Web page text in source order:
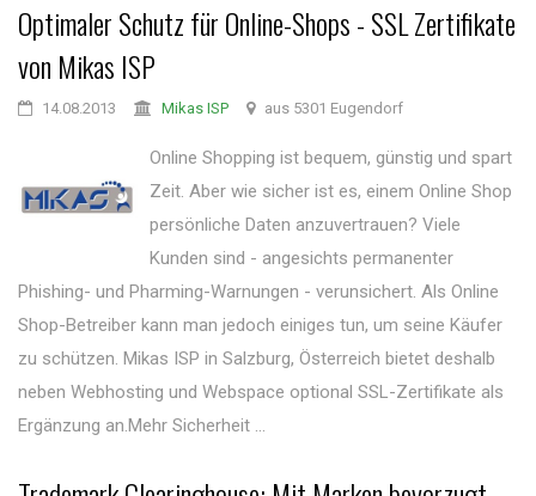
Optimaler Schutz für Online-Shops - SSL Zertifikate
von Mikas ISP
14.08.2013 Mikas ISP aus 5301 Eugendorf
Online Shopping ist bequem, günstig und spart
Zeit. Aber wie sicher ist es, einem Online Shop
persönliche Daten anzuvertrauen? Viele
Kunden sind - angesichts permanenter
Phishing- und Pharming-Warnungen - verunsichert. Als Online
Shop-Betreiber kann man jedoch einiges tun, um seine Käufer
zu schützen. Mikas ISP in Salzburg, Österreich bietet deshalb
neben Webhosting und Webspace optional SSL-Zertifikate als
Ergänzung an.Mehr Sicherheit ...